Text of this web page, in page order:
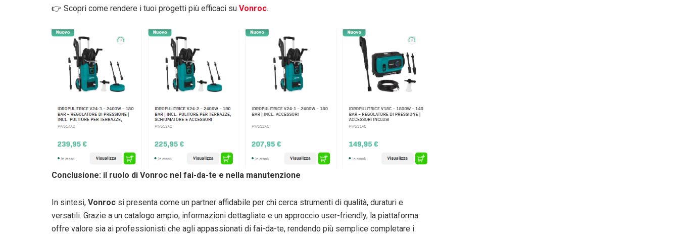
👉 Scopri come rendere i tuoi progetti più efficaci su Vonroc.
Conclusione: il ruolo di Vonroc nel fai-da-te e nella manutenzione
In sintesi, Vonroc si presenta come un partner affidabile per chi cerca strumenti di qualità, duraturi e
versatili. Grazie a un catalogo ampio, informazioni dettagliate e un approccio user-friendly, la piattaforma
offre valore sia ai professionisti che agli appassionati di fai-da-te, rendendo più semplice completare i